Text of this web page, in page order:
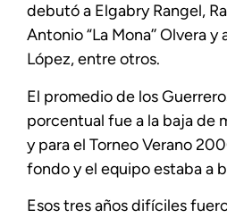
debutó a Elgabry Rangel,
Antonio “La Mona’’ Olvera y
López, entre otros.
El promedio de los
porcentual fue a la baja de
y para el Torneo Verano
fondo y el equipo estaba a
Esos tres años difíciles